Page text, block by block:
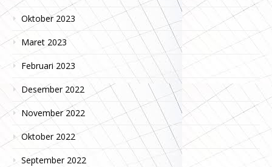
Oktober 2023
Maret 2023
Februari 2023
Desember 2022
November 2022
Oktober 2022
September 2022